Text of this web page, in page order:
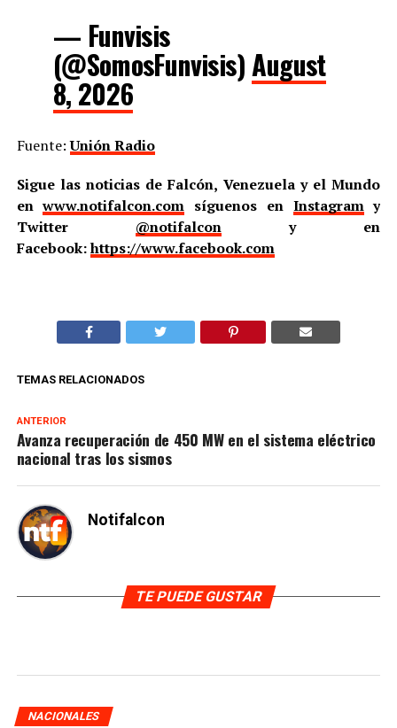
— Funvisis
(@SomosFunvisis) August
8, 2026
Fuente:Unión Radio
Sigue las noticias de Falcón, Venezuela y el Mundo
enwww.notifalcon.com síguenos en Instagramy
Twitter @notifalcony en
Facebook:https://www.facebook.com
TEMAS RELACIONADOS
ANTERIOR
Avanza recuperación de 450 MW en el sistema eléctrico
nacional tras los sismos
Notifalcon
TE PUEDE GUSTAR
NACIONALES